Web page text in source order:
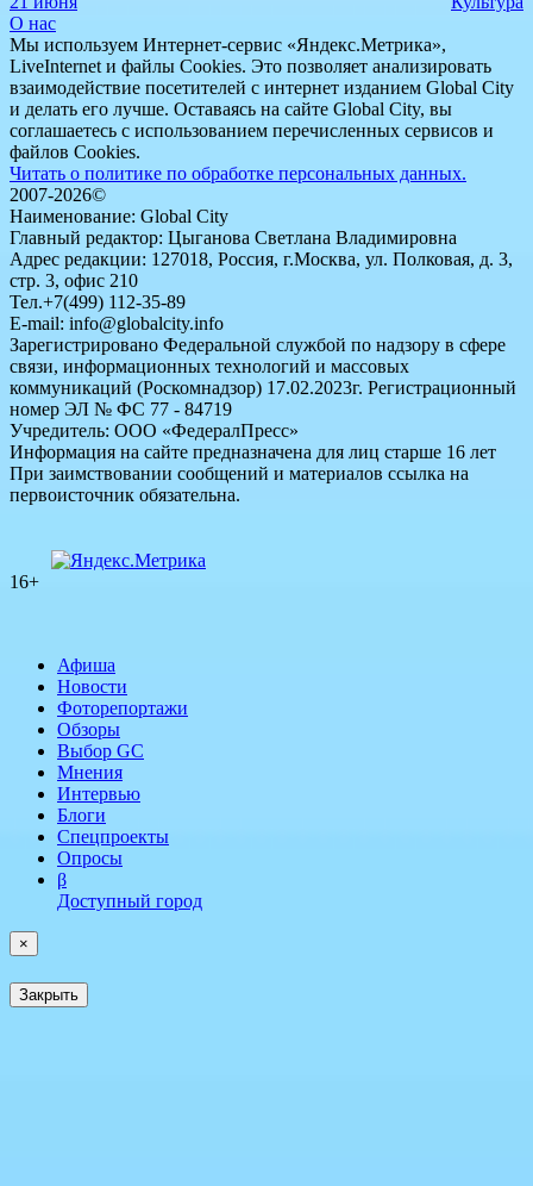
О нас
Мы используем Интернет-сервис «Яндекс.Метрика»,
LiveInternet и файлы Cookies. Это позволяет анализировать
взаимодействие посетителей с интернет изданием Global City
и делать его лучше. Оставаясь на сайте Global City, вы
соглашаетесь с использованием перечисленных сервисов и
файлов Cookies.
Читать о политике по обработке персональных данных.
2007-2026©
Наименование: Global City
Главный редактор: Цыганова Светлана Владимировна
Адрес редакции: 127018, Россия, г.Москва, ул. Полковая, д. 3,
стр. 3, офис 210
Тел.+7(499) 112-35-89
E-mail: info@globalcity.info
Зарегистрировано Федеральной службой по надзору в сфере
связи, информационных технологий и массовых
коммуникаций (Роскомнадзор) 17.02.2023г. Регистрационный
номер ЭЛ № ФС 77 - 84719
Учредитель: ООО «ФедералПресс»
Информация на сайте предназначена для лиц старше 16 лет
При заимствовании сообщений и материалов ссылка на
первоисточник обязательна.
16+
Афиша
Новости
Фоторепортажи
Обзоры
Выбор GC
Мнения
Интервью
Блоги
Спецпроекты
Опросы
β
Доступный город
×
Закрыть